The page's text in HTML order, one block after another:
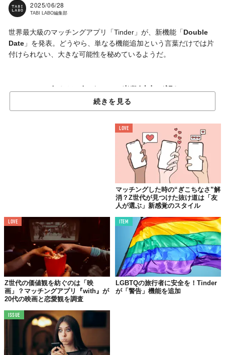
2025/06/28
TABI LABO編集部
世界最大級のマッチングアプリ「Tinder」が、新機能「Double
Date 」を発表。どうやら、単なる機能追加という言葉だけでは片
付けられない、大きな可能性を秘めているようだ。
1人より2人がいい。半数以上が望む
「グループデート」というリアル
だちと2人1組でプロフィールを作成し、同じく2人組の相手を探
ことができる機能。目的のため、自分ともう1名の「プラスワ
ン」を招待し、共にプロフィールを編集。あとは、気の合いそう
なペアを探してスワイプするだけ。1対1の出会いがもたらす独特
この機能は、決して突飛なアイデアから生まれたわけではない。
Tinder Japanが実施した調査によれば、18歳から25歳の若者のう
と回答。さらに70%が「
機会があれば参加したい」と考えている
という。1人での出会いよりも、
友人と一緒のほうが心強いと感じ
るのは、ごく自然な感覚だろう。
同社は常にユーザー体験のアップデートを試みている。実際に、
同機能のテスト段階では、利用したプロフィールの約90%が29歳
以下のユーザーだったという事実は、この新しい出会いのスタイ
ルが、特に若い世代の心をつかんでいる証左といえる。
「恋愛は面倒」でも「繋がりは欲しい」
Z世代のジレンマを解くカギ
続きを見る
LOVE
マッチングした時の“ぎこちなさ”解
消？Z世代が見つけた抜け道は「友
人が選ぶ」新感覚のスタイル
LOVE
Z世代の価値観を紡ぐのは「映
画」？マッチングアプリ『with』が
20代の映画と恋愛観を調査
ITEM
LGBTQの旅行者に安全を！Tinder
が「警告」機能を追加
ISSUE